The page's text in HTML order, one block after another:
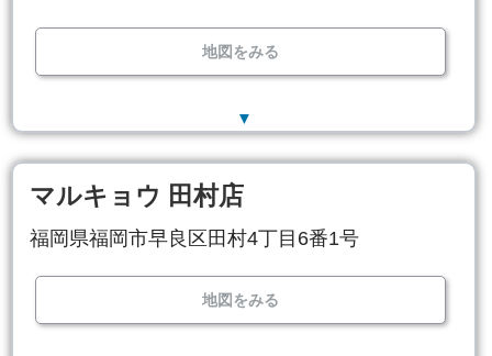
地図をみる
▼
マルキョウ 田村店
福岡県福岡市早良区田村4丁目6番1号
地図をみる